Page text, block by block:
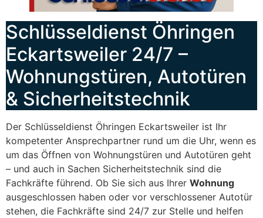
Schlüsseldienst Öhringen
Eckartsweiler 24/7 –
Wohnungstüren, Autotüren
& Sicherheitstechnik
Der Schlüsseldienst Öhringen Eckartsweiler ist Ihr
kompetenter Ansprechpartner rund um die Uhr, wenn es
um das Öffnen von Wohnungstüren und Autotüren geht
– und auch in Sachen Sicherheitstechnik sind die
Fachkräfte führend. Ob Sie sich aus Ihrer Wohnung
ausgeschlossen haben oder vor verschlossener Autotür
stehen, die Fachkräfte sind 24/7 zur Stelle und helfen